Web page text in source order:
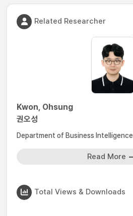
Related Researcher
Kwon, Ohsung
권오성
Department of Business Intelligence
Read More
Total Views & Downloads